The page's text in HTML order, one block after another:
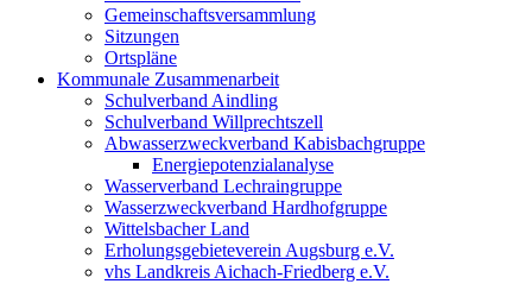
Gemeinschaftsversammlung
Sitzungen
Ortspläne
Kommunale Zusammenarbeit
Schulverband Aindling
Schulverband Willprechtszell
Abwasserzweckverband Kabisbachgruppe
Energiepotenzialanalyse
Wasserverband Lechraingruppe
Wasserzweckverband Hardhofgruppe
Wittelsbacher Land
Erholungsgebieteverein Augsburg e.V.
vhs Landkreis Aichach-Friedberg e.V.